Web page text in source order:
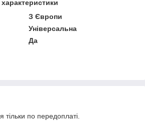
З Європи
Універсальна
Да
тільки по передоплаті.